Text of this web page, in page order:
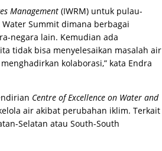
Management (IWRM) untuk pulau-
Summit dimana berbagai
negara lain. Kemudian ada
tidak bisa menyelesaikan masalah air
kolaborasi,” kata Endra
Centre of Excellence on Water and
air akibat perubahan iklim. Terkait
Selatan atau South-South